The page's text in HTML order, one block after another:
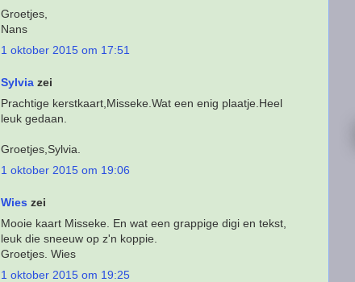
Groetjes,
Nans
1 oktober 2015 om 17:51
Sylvia zei
Prachtige kerstkaart,Misseke.Wat een enig plaatje.Heel
leuk gedaan.
Groetjes,Sylvia.
1 oktober 2015 om 19:06
Wies zei
Mooie kaart Misseke. En wat een grappige digi en tekst,
leuk die sneeuw op z'n koppie.
Groetjes. Wies
1 oktober 2015 om 19:25